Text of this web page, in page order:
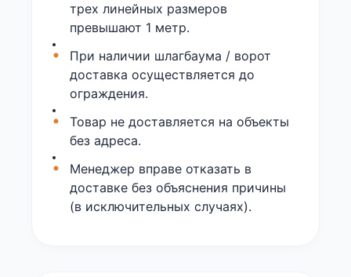
трех линейных размеров
превышают 1 метр.
При наличии шлагбаума / ворот
доставка осуществляется до
ограждения.
Товар не доставляется на объекты
без адреса.
Менеджер вправе отказать в
доставке без объяснения причины
(в исключительных случаях).